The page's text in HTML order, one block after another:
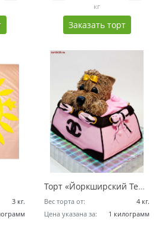
кг
Заказать торт
3 кг.
Торт «Йоркширский Терьер»
Вес торта от:
4 кг.
Цена указана за:
1 килограмм